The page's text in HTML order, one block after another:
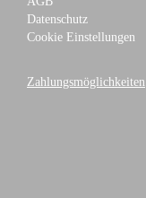
Datenschutz
Cookie Einstellungen
Zahlungsmöglichkeiten